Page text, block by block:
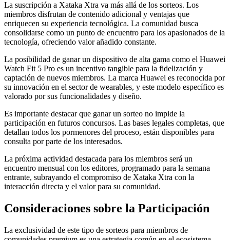
La suscripción a Xataka Xtra va más allá de los sorteos. Los
miembros disfrutan de contenido adicional y ventajas que
enriquecen su experiencia tecnológica. La comunidad busca
consolidarse como un punto de encuentro para los apasionados de la
tecnología, ofreciendo valor añadido constante.
La posibilidad de ganar un dispositivo de alta gama como el Huawei
Watch Fit 5 Pro es un incentivo tangible para la fidelización y
captación de nuevos miembros. La marca Huawei es reconocida por
su innovación en el sector de wearables, y este modelo específico es
valorado por sus funcionalidades y diseño.
Es importante destacar que ganar un sorteo no impide la
participación en futuros concursos. Las bases legales completas, que
detallan todos los pormenores del proceso, están disponibles para
consulta por parte de los interesados.
La próxima actividad destacada para los miembros será un
encuentro mensual con los editores, programado para la semana
entrante, subrayando el compromiso de Xataka Xtra con la
interacción directa y el valor para su comunidad.
Consideraciones sobre la Participación
La exclusividad de este tipo de sorteos para miembros de